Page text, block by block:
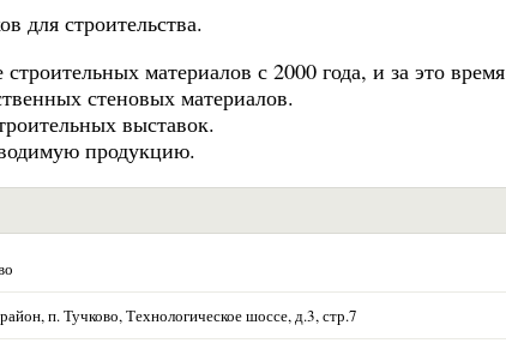
для строительства.
материалов с 2000 года, и за это время
стеновых материалов.
выставок.
продукцию.
п. Тучково, Технологическое шоссе, д.3, стр.7